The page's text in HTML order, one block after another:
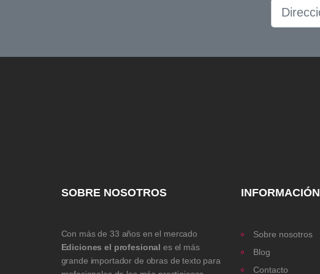
SOBRE NOSOTROS
Con más de 33 años en el mercado
Ediciones el profesional es el más
grande importador de obras de texto para
INFORMACIÓN
Sobre nosotros
Blog
Contacto